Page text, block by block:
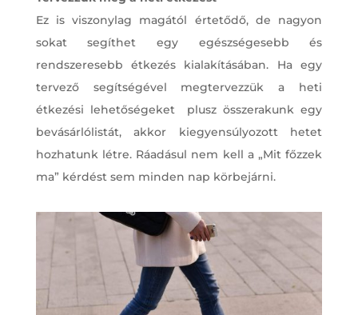
Ez is viszonylag magától értetődő, de nagyon
sokat segíthet egy egészségesebb és
rendszeresebb étkezés kialakításában. Ha egy
tervező segítségével megtervezzük a heti
étkezési lehetőségeket plusz összerakunk egy
bevásárlólistát, akkor kiegyensúlyozott hetet
hozhatunk létre. Ráadásul nem kell a „Mit főzzek
ma” kérdést sem minden nap körbejárni.